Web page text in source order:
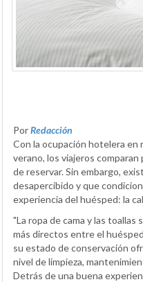
PorRedacción
Con la ocupación hotelera en
verano, los viajeros
de reservar. Sin embargo,
desapercibido y que
experiencia del huésped: la
"La ropa de cama y las
más directos entre el
su estado de conservación
nivel de limpieza,
Detrás de una buena